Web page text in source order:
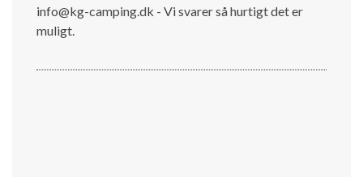
info@kg-camping.dk - Vi svarer så hurtigt det er
muligt.